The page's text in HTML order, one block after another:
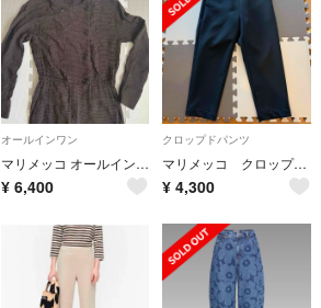
オールインワン
マリメッコ オールインワン サロペット ダークブラウン 総柄
¥ 6,400
クロップドパンツ
マリメッコ クロップドパンツ
¥ 4,300